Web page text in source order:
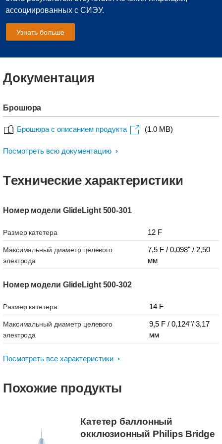
ассоциированных с СИЭУ.
Узнать больше
Документация
Брошюра
Брошюра с описанием продукта (1.0 MB)
Посмотреть всю документацию
Tехнические характеристики
Номер модели GlideLight 500-301
Размер катетера 12 F
Максимальный диаметр целевого
электрода
7,5 F / 0,098" / 2,50
мм
Номер модели GlideLight 500-302
Размер катетера 14 F
Максимальный диаметр целевого
электрода
9,5 F / 0,124"/ 3,17
мм
Посмотреть все характеристики
Похожие продукты
Катетер баллонный
окклюзионный Philips Bridge